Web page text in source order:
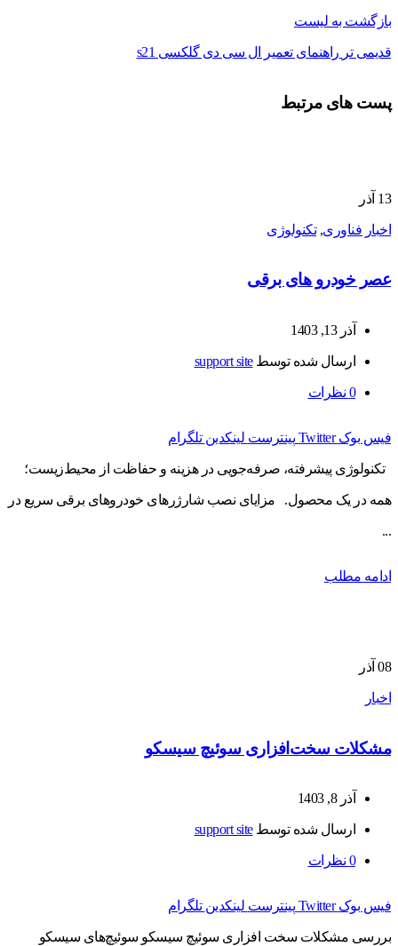
بازگشت به لیست
قدیمی تر راهنمای تعمیر ال سی دی گلکسی s21
پست های مرتبط
13 آذر
اخبار فناوری,تکنولوژی
عصر خودرو های برقی
آذر 13, 1403
ارسال شده توسطsupport site
0 نظرات
فیس بوک Twitter پینترست لینکدین تلگرام
تکنولوژی پیشرفته، صرفه‌جویی در هزینه و حفاظت از محیط‌زیست؛
همه در یک محصول. مزایای نصب شارژرهای خودروهای برقی سریع در
...
ادامه مطلب
08 آذر
اخبار
مشکلات سخت‌افزاری سوئیچ سیسکو
آذر 8, 1403
ارسال شده توسطsupport site
0 نظرات
فیس بوک Twitter پینترست لینکدین تلگرام
بررسی مشکلات سخت افزاری سوئیچ سیسکو سوئیچ‌های سیسکو